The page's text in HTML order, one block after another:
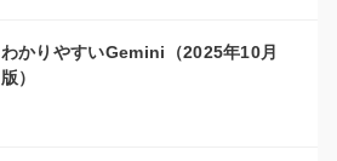
わかりやすいGemini（2025年10月
版）